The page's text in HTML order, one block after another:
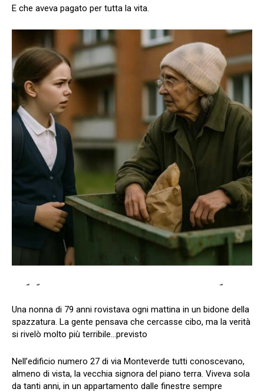
E che aveva pagato per tutta la vita.
Una nonna di 79 anni rovistava ogni mattina in un bidone della
spazzatura. La gente pensava che cercasse cibo, ma la verità
si rivelò molto più terribile…previsto
Nell’edificio numero 27 di via Monteverde tutti conoscevano,
almeno di vista, la vecchia signora del piano terra. Viveva sola
da tanti anni, in un appartamento dalle finestre sempre